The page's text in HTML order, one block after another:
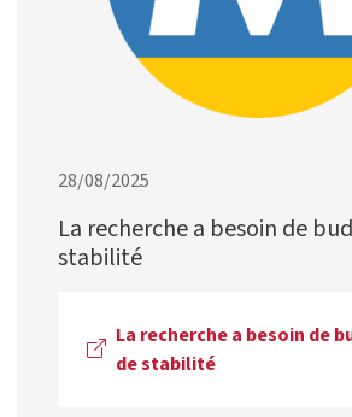
28/08/2025
La recherche a besoin de
stabilité
La recherche a besoin de
de stabilité